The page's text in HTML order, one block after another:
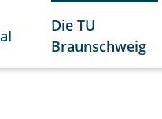
Die TU
Braunschweig